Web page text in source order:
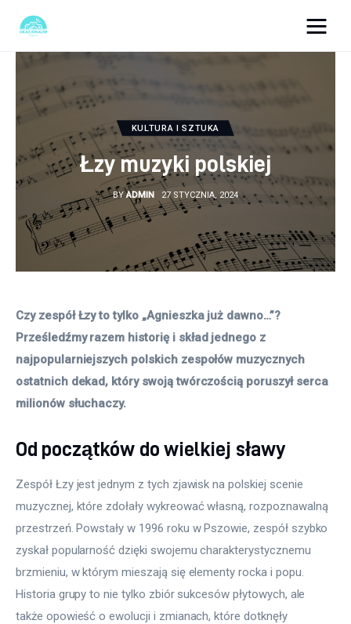
Turystyka
Lifestyle
Dom i ogród
Uroda
KULTURA I SZTUKA
Łzy muzyki polskiej
BY ADMIN 27 STYCZNIA, 2024
Czy zespół Łzy to tylko „Agnieszka już dawno…”?
Prześledźmy razem historię i skład jednego z
najpopularniejszych polskich zespołów muzycznych
ostatnich dekad, który swoją twórczością poruszył serca
milionów słuchaczy.
Od początków do wielkiej sławy
Zespół Łzy jest jednym z tych zjawisk na polskiej scenie
muzycznej, które zdołały wykreować własną, rozpoznawalną
przestrzeń. Powstały w 1996 roku w Pszowie, zespół szybko
zyskał popularność dzięki swojemu charakterystycznemu
brzmieniu, w którym mieszają się elementy rocka i popu.
Historia grupy to nie tylko zbiór sukcesów płytowych, ale
także opowieść o ewolucji i zmianach, które dotknęły